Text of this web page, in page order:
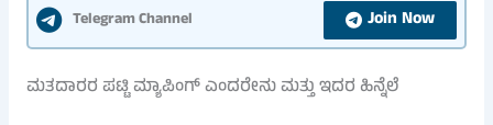
Telegram Channel Join Now
ಮತದಾರರ ಪಟ್ಟಿ ಮ್ಯಾಪಿಂಗ್ ಎಂದರೇನು ಮತ್ತು ಇದರ ಹಿನ್ನೆಲೆ